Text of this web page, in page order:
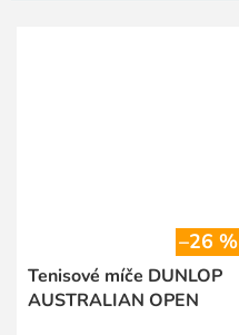
–26 %
Tenisové míče DUNLOP
AUSTRALIAN OPEN